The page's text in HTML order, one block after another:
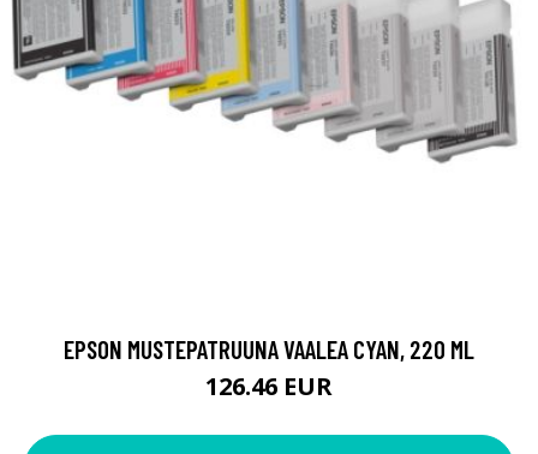
EPSON MUSTEPATRUUNA VAALEA CYAN, 220 ML
126.46 EUR